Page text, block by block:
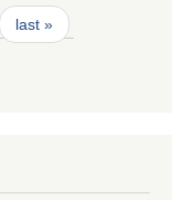
last »